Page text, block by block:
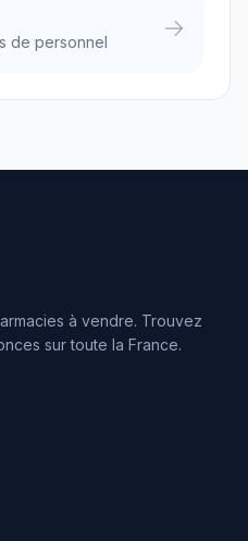
de personnel
à vendre. Trouvez
sur toute la France.